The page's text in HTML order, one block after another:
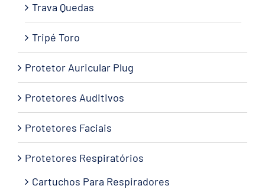
Trava Quedas
Tripé Toro
Protetor Auricular Plug
Protetores Auditivos
Protetores Faciais
Protetores Respiratórios
Cartuchos Para Respiradores